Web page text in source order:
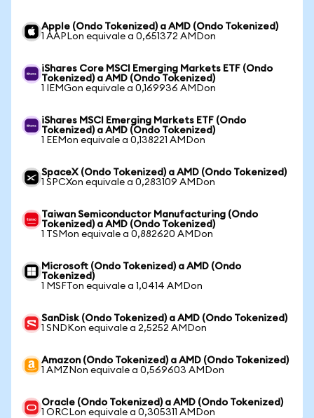
Apple (Ondo Tokenized) a AMD (Ondo Tokenized)
1 AAPLon equivale a 0,651372 AMDon
iShares Core MSCI Emerging Markets ETF (Ondo
Tokenized) a AMD (Ondo Tokenized)
1 IEMGon equivale a 0,169936 AMDon
iShares MSCI Emerging Markets ETF (Ondo
Tokenized) a AMD (Ondo Tokenized)
1 EEMon equivale a 0,138221 AMDon
SpaceX (Ondo Tokenized) a AMD (Ondo Tokenized)
1 SPCXon equivale a 0,283109 AMDon
Taiwan Semiconductor Manufacturing (Ondo
Tokenized) a AMD (Ondo Tokenized)
1 TSMon equivale a 0,882620 AMDon
Microsoft (Ondo Tokenized) a AMD (Ondo
Tokenized)
1 MSFTon equivale a 1,0414 AMDon
SanDisk (Ondo Tokenized) a AMD (Ondo Tokenized)
1 SNDKon equivale a 2,5252 AMDon
Amazon (Ondo Tokenized) a AMD (Ondo Tokenized)
1 AMZNon equivale a 0,569603 AMDon
Oracle (Ondo Tokenized) a AMD (Ondo Tokenized)
1 ORCLon equivale a 0,305311 AMDon